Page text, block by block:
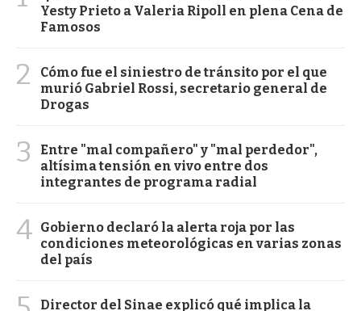
Yesty Prieto a Valeria Ripoll en plena Cena de
Famosos
2
Cómo fue el siniestro de tránsito por el que
murió Gabriel Rossi, secretario general de
Drogas
3
Entre "mal compañero" y "mal perdedor",
altísima tensión en vivo entre dos
integrantes de programa radial
4 Gobierno declaró la alerta roja por las
condiciones meteorológicas en varias zonas
del país
Director del Sinae explicó qué implica la